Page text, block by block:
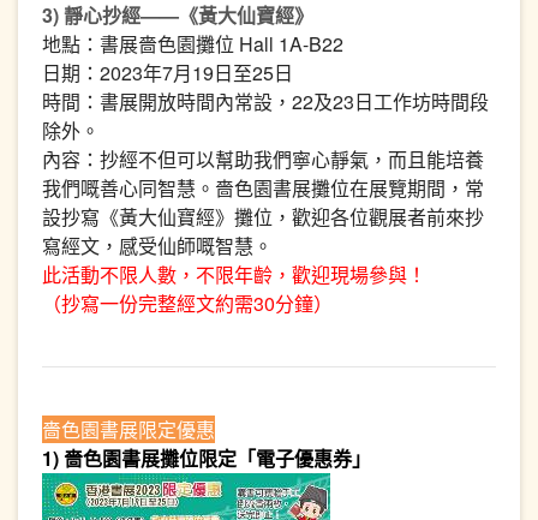
3) 靜心抄經——《黃大仙寶經》
地點：書展嗇色園攤位 Hall 1A-B22
日期：2023年7月19日至25日
時間：書展開放時間內常設，22及23日工作坊時間段
除外。
內容：抄經不但可以幫助我們寧心靜氣，而且能培養
我們嘅善心同智慧。嗇色園書展攤位在展覽期間，常
設抄寫《黃大仙寶經》攤位，歡迎各位觀展者前來抄
寫經文，感受仙師嘅智慧。
此活動不限人數，不限年齡，歡迎現場參與！
（抄寫一份完整經文約需30分鐘）
嗇色園書展限定優惠
1) 嗇色園書展攤位限定「電子優惠券」